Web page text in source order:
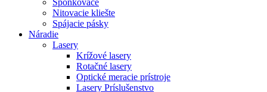
Sponkovače
Nitovacie kliešte
Spájacie pásky
Náradie
Lasery
Krížové lasery
Rotačné lasery
Optické meracie prístroje
Lasery Príslušenstvo